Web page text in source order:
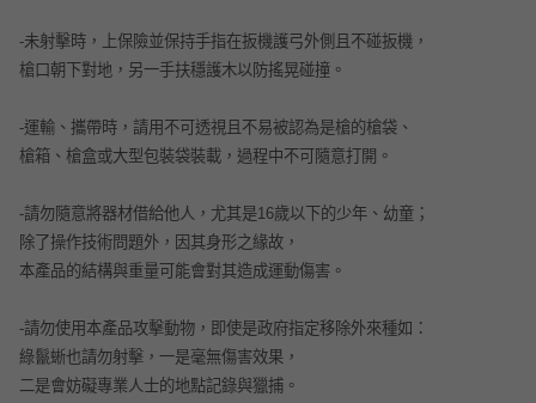
-未射擊時，上保險並保持手指在扳機護弓外側且不碰扳機，
槍口朝下對地，另一手扶穩護木以防搖晃碰撞。
-運輸、攜帶時，請用不可透視且不易被認為是槍的槍袋、
槍箱、槍盒或大型包裝袋裝載，過程中不可隨意打開。
-請勿隨意將器材借給他人，尤其是16歲以下的少年、幼童；
除了操作技術問題外，因其身形之緣故，
本產品的結構與重量可能會對其造成運動傷害。
-請勿使用本產品攻擊動物，即使是政府指定移除外來種如：
綠鬣蜥也請勿射擊，一是毫無傷害效果，
二是會妨礙專業人士的地點記錄與獵捕。